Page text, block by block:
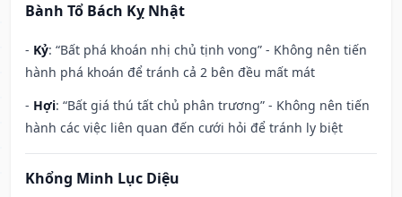
Bành Tổ Bách Kỵ Nhật
- Kỷ: “Bất phá khoán nhị chủ tịnh vong” - Không nên tiến
hành phá khoán để tránh cả 2 bên đều mất mát
- Hợi: “Bất giá thú tất chủ phân trương” - Không nên tiến
hành các việc liên quan đến cưới hỏi để tránh ly biệt
Khổng Minh Lục Diệu